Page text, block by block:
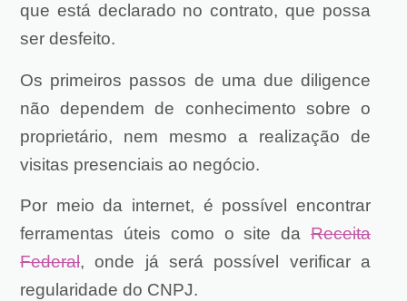
que está declarado no contrato, que possa
ser desfeito.
Os primeiros passos de uma due diligence
não dependem de conhecimento sobre o
proprietário, nem mesmo a realização de
visitas presenciais ao negócio.
Por meio da internet, é possível encontrar
ferramentas úteis como o site da Receita
Federal, onde já será possível verificar a
regularidade do CNPJ.